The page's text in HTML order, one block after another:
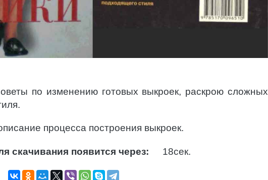
по изменению готовых выкроек, раскрою сложных
процесса построения выкроек.
скачивания появится через: 17сек.